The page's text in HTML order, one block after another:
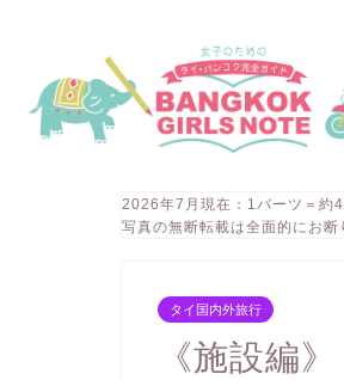
2026年7月現在：1バーツ＝約
写真の無断転載は全面的にお断
タイ国内外旅行
《施設編